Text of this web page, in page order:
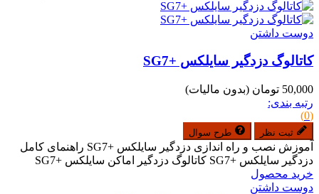
دوست داشتن
کاتالوگ دزدگیر سایلکس +SG7
50,000 تومان
(بدون مالیات)
رتبه بندی:
(0)
ثبت نظر طرح سوال
آموزش نصب و راه اندازی دزدگیر سایلکس +SG7 راهنمای کامل
دزدگیر سایلکس +SG7 کاتالوگ دزدگیر اماکن سایلکس +SG7
خرید محصول
دوست داشتن